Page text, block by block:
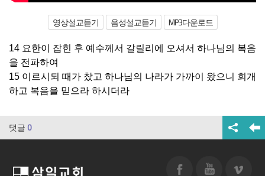
영상설교듣기 음성설교듣기 MP3다운로드
14 요한이 잡힌 후 예수께서 갈릴리에 오셔서 하나님의 복음
을 전파하여
15 이르시되 때가 찼고 하나님의 나라가 가까이 왔으니 회개
하고 복음을 믿으라 하시더라
댓글 0